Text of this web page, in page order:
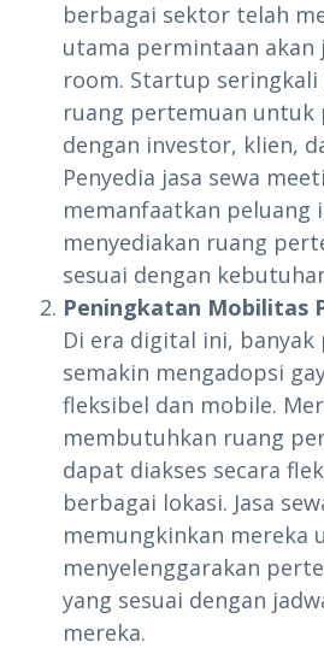
berbagai sektor telah
utama permintaan akan
room. Startup
ruang pertemuan untuk
dengan investor, klien,
Penyedia jasa sewa
memanfaatkan peluang
menyediakan ruang
sesuai dengan
Peningkatan Mobilitas
Di era digital ini, banyak
semakin mengadopsi
fleksibel dan mobile.
membutuhkan ruang
dapat diakses secara
berbagai lokasi. Jasa
memungkinkan mereka
menyelenggarakan
yang sesuai dengan
mereka.